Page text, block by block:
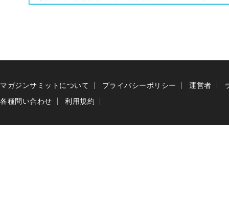
マガジンサミットについて プライバシーポリシー 運営者
各種問い合わせ
利用規約